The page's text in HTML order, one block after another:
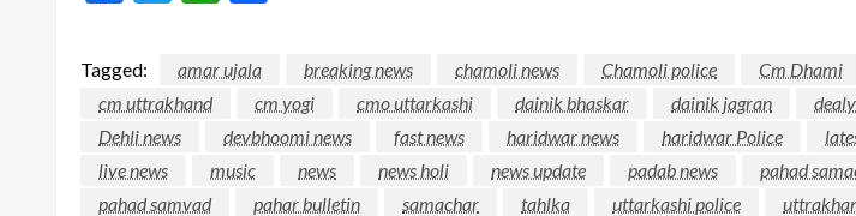
Tagged: amar ujala breaking news chamoli news Chamoli police
Cm Dhami
cm uttrakhand
cm yogi cmo uttarkashi dainik bhaskar dainik jagran
Dehli news
devbhoomi news fast news haridwar news haridwar Police
live news
music news news holi news update padab news
pahad
pahad samvad
pahar bulletin samachar tahlka uttarkashi police